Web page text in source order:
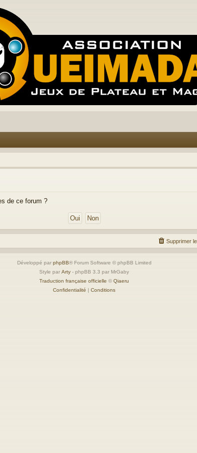
de ce forum ?
Supprimer
Développé par phpBB® Forum Software © phpBB Limited
Style par Arty - phpBB 3.3 par MrGaby
Traduction française officielle © Qiaeru
Confidentialité | Conditions